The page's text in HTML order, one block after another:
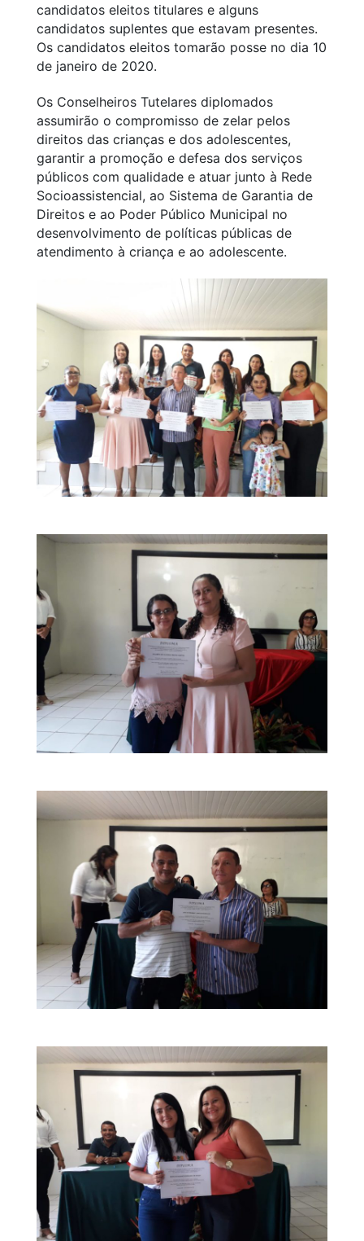
candidatos eleitos titulares e alguns
candidatos suplentes que estavam presentes.
Os candidatos eleitos tomarão posse no dia 10
de janeiro de 2020.
Os Conselheiros Tutelares diplomados
assumirão o compromisso de zelar pelos
direitos das crianças e dos adolescentes,
garantir a promoção e defesa dos serviços
públicos com qualidade e atuar junto à Rede
Socioassistencial, ao Sistema de Garantia de
Direitos e ao Poder Público Municipal no
desenvolvimento de políticas públicas de
atendimento à criança e ao adolescente.